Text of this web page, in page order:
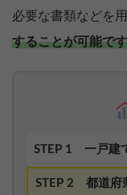
必要な書類などを
することが可能で
STEP 1 一戸建
STEP 2 都道府